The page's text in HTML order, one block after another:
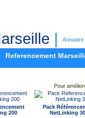
Annuaire
Referencement
Pour
200
Pack
NetLinking